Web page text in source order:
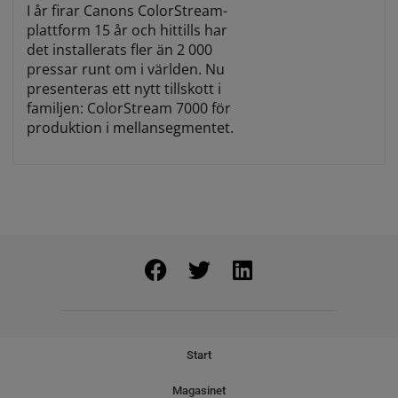
I år firar Canons ColorStream-
plattform 15 år och hittills har
det installerats fler än 2 000
pressar runt om i världen. Nu
presenteras ett nytt tillskott i
familjen: ColorStream 7000 för
produktion i mellansegmentet.
Start
Magasinet